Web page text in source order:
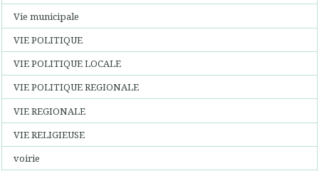
Vie municipale
VIE POLITIQUE
VIE POLITIQUE LOCALE
VIE POLITIQUE REGIONALE
VIE REGIONALE
VIE RELIGIEUSE
voirie